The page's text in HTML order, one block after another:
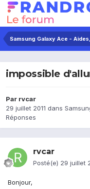
Samsung Galaxy Ace -
impossible
Par rvcar
29 juillet 2011 dans
Réponses
rvcar
Posté(e) 29 juillet
Bonjour,